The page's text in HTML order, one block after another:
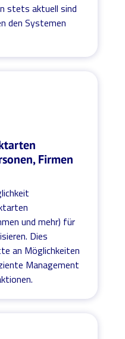
stets aktuell sind
den Systemen
Firmen
und mehr) für
Dies
an Möglichkeiten
Management